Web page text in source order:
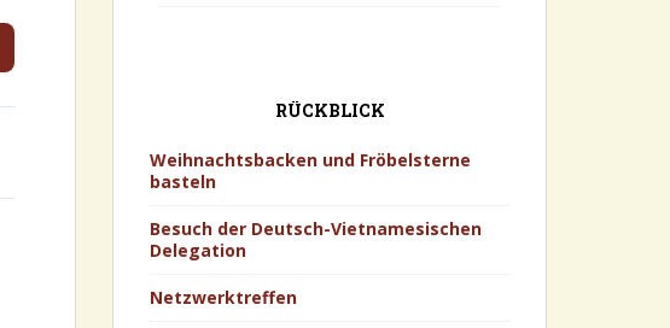
RÜCKBLICK
Weihnachtsbacken und Fröbelsterne
basteln
Besuch der Deutsch-Vietnamesischen
Delegation
Netzwerktreffen